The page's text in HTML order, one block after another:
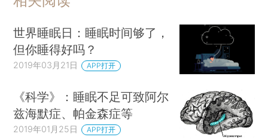
世界睡眠日：睡眠时间够了，
但你睡得好吗？
2019年03月21日 APP打开
《科学》：睡眠不足可致阿尔
兹海默症、帕金森症等
2019年01月25日 APP打开